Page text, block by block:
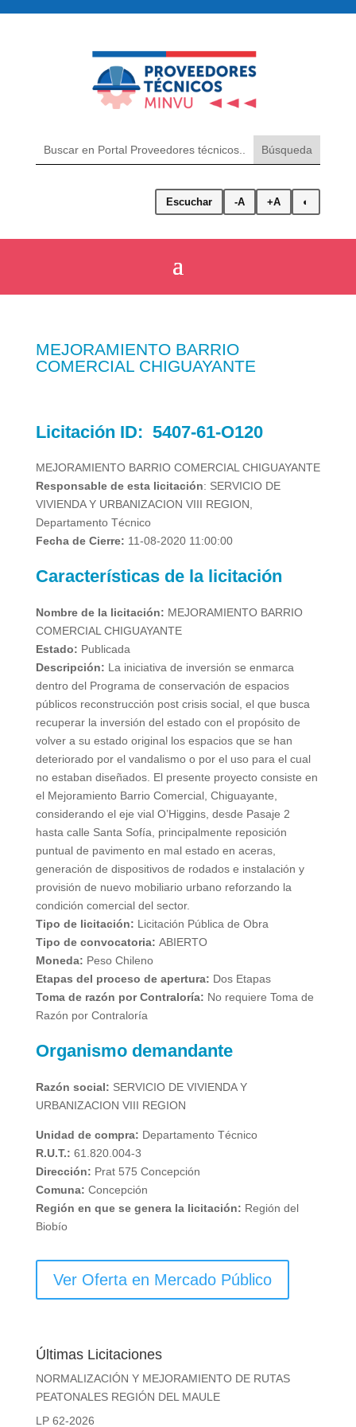
Escuchar -A +A ◐
MEJORAMIENTO BARRIO
COMERCIAL CHIGUAYANTE
Licitación ID: 5407-61-O120
MEJORAMIENTO BARRIO COMERCIAL CHIGUAYANTE
Responsable de esta licitación: SERVICIO DE
VIVIENDA Y URBANIZACION VIII REGION,
Departamento Técnico
Fecha de Cierre: 11-08-2020 11:00:00
Características de la licitación
Nombre de la licitación: MEJORAMIENTO BARRIO
COMERCIAL CHIGUAYANTE
Estado: Publicada
Descripción: La iniciativa de inversión se enmarca
dentro del Programa de conservación de espacios
públicos reconstrucción post crisis social, el que busca
recuperar la inversión del estado con el propósito de
volver a su estado original los espacios que se han
deteriorado por el vandalismo o por el uso para el cual
no estaban diseñados. El presente proyecto consiste en
el Mejoramiento Barrio Comercial, Chiguayante,
considerando el eje vial O’Higgins, desde Pasaje 2
hasta calle Santa Sofía, principalmente reposición
puntual de pavimento en mal estado en aceras,
generación de dispositivos de rodados e instalación y
provisión de nuevo mobiliario urbano reforzando la
condición comercial del sector.
Tipo de licitación: Licitación Pública de Obra
Tipo de convocatoria: ABIERTO
Moneda: Peso Chileno
Etapas del proceso de apertura: Dos Etapas
Toma de razón por Contraloría: No requiere Toma de
Razón por Contraloría
Organismo demandante
Razón social: SERVICIO DE VIVIENDA Y
URBANIZACION VIII REGION
Unidad de compra: Departamento Técnico
R.U.T.: 61.820.004-3
Dirección: Prat 575 Concepción
Comuna: Concepción
Región en que se genera la licitación: Región del
Biobío
Ver Oferta en Mercado Público
Últimas Licitaciones
NORMALIZACIÓN Y MEJORAMIENTO DE RUTAS
PEATONALES REGIÓN DEL MAULE
LP 62-2026